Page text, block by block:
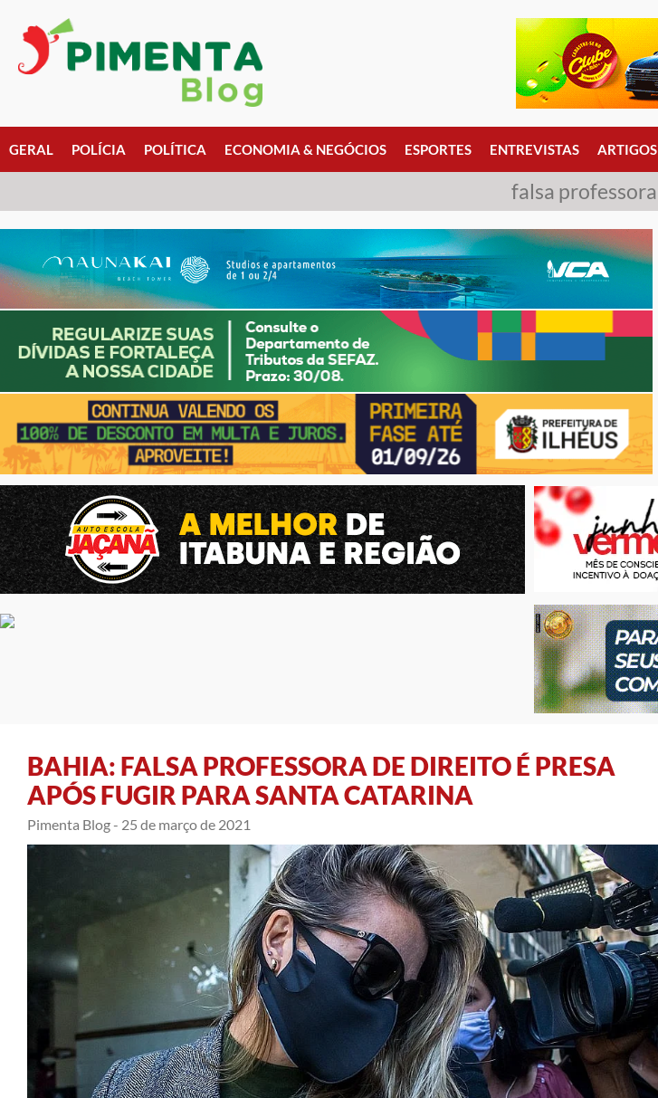
GERAL POLÍCIA POLÍTICA ECONOMIA & NEGÓCIOS ESPORTES ENTREVISTAS ARTIGOS
falsa professora
BAHIA: FALSA PROFESSORA DE DIREITO É PRESA
APÓS FUGIR PARA SANTA CATARINA
Pimenta Blog - 25 de março de 2021